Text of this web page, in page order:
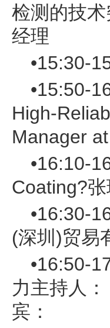
检测的技
经理
•15:30-
•15:50-
High-
Manager
•16:10-
Coating?
•16:30-
(深圳)贸易
•16:50-
力主持人
宾：